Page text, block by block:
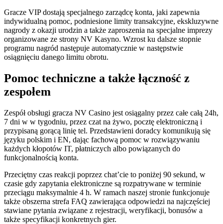
Gracze VIP dostają specjalnego zarządcę konta, jaki zapewnia
indywidualną pomoc, podniesione limity transakcyjne, ekskluzywne
nagrody z okazji urodzin a także zaproszenia na specjalne imprezy
organizowane ze strony NV Kasyno. Wzrost ku dalsze stopnie
programu nagród następuje automatycznie w następstwie
osiągnięciu danego limitu obrotu.
Pomoc techniczne a także łączność z
zespołem
Zespół obsługi gracza NV Casino jest osiągalny przez całe całą 24h,
7 dni w w tygodniu, przez czat na żywo, pocztę elektroniczną i
przypisaną gorącą linię tel. Przedstawieni doradcy komunikują się
języku polskim i EN, dając fachową pomoc w rozwiązywaniu
każdych kłopotów IT, płatniczych albo powiązanych do
funkcjonalnością konta.
Przeciętny czas reakcji poprzez chat’cie to poniżej 90 sekund, w
czasie gdy zapytania elektroniczne są rozpatrywane w terminie
przeciągu maksymalnie 4 h. W ramach naszej stronie funkcjonuje
także obszerna strefa FAQ zawierająca odpowiedzi na najczęściej
stawiane pytania związane z rejestracji, weryfikacji, bonusów a
także specyfikacji konkretnych gier.